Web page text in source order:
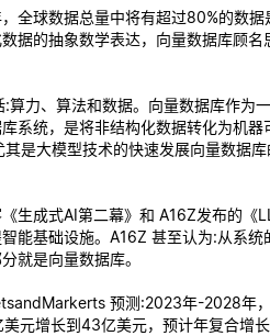
全球数据总量中将有超过80%的数据
据的抽象数学表达，向量数据库顾名
算力、算法和数据。向量数据库作为
系统，是将非结构化数据转化为机器
其是大模型技术的快速发展向量数据
生成式AI第二幕》和 A16Z发布的《
能基础设施。A16Z 甚至认为:从系统
就是向量数据库。
预测:2023年-2028年
元增长到43亿美元，预计年复合增